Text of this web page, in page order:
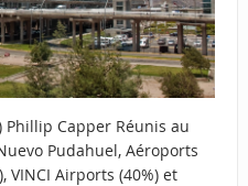
Phillip Capper Réunis au
Pudahuel, Aéroports
VINCI Airports (40%) et